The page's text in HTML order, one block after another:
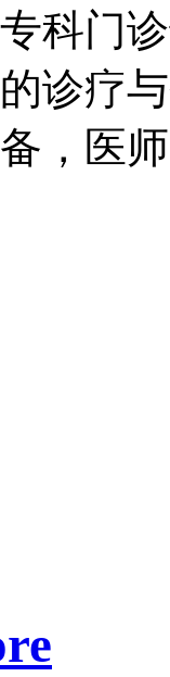
科门
诊疗
，医